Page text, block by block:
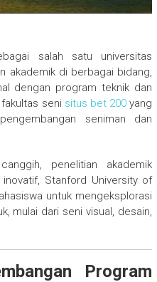
salah satu universitas
akademik di berbagai bidang,
dengan program teknik dan
seni situs bet 200 yang
seniman dan
penelitian akademik
Stanford University of
untuk mengeksplorasi
mulai dari seni visual, desain,
Program